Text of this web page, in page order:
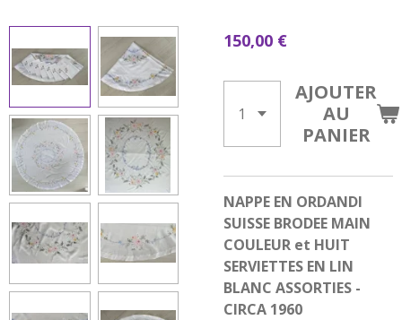
150,00 €
AJOUTER
AU
PANIER
NAPPE EN ORDANDI
SUISSE BRODEE MAIN
COULEUR et HUIT
SERVIETTES EN LIN
BLANC ASSORTIES -
CIRCA 1960